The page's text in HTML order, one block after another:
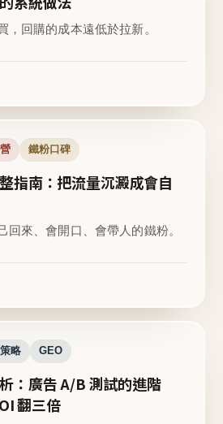
，回購的成本遠低於拉新。
鐵粉口碑
指南：把流量沉澱成會自
回來、會開口、會帶人的鐵粉。
略 GEO
：廣告 A/B 測試的進階
翻三倍